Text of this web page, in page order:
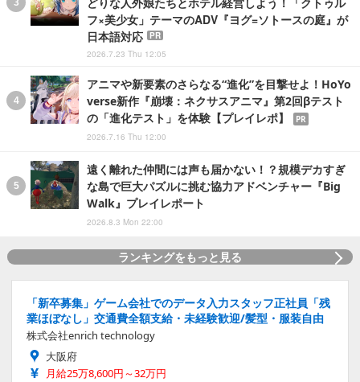
どりな人外娘たちとホテル経営しよう！「クトゥル
フ×美少女」テーマのADV『ヨグ=ソトースの庭』が
日本語対応
PR
2026.7.23 Thu 12:05
アニマや新要素のさらなる“進化”を目撃せよ！HoYo
verse新作『崩壊：ネクサスアニマ』第2回βテスト
の「進化テスト」を体験【プレイレポ】
PR
2026.7.16 Thu 12:00
遠く離れた仲間には声も届かない！？規模デカすぎ
な島で巨大パズルに挑む協力アドベンチャー『Big
Walk』プレイレポート
2026.8.3 Mon 22:00
ランキングをもっと見る
「新卒募集」ゲーム会社でのデータ入力スタッフ正社員「残
業ほぼなし」交通費全額支給・未経験歓迎/髪型・服装自由
株式会社enrich technology
大阪府
月給25万8,600円～32万円